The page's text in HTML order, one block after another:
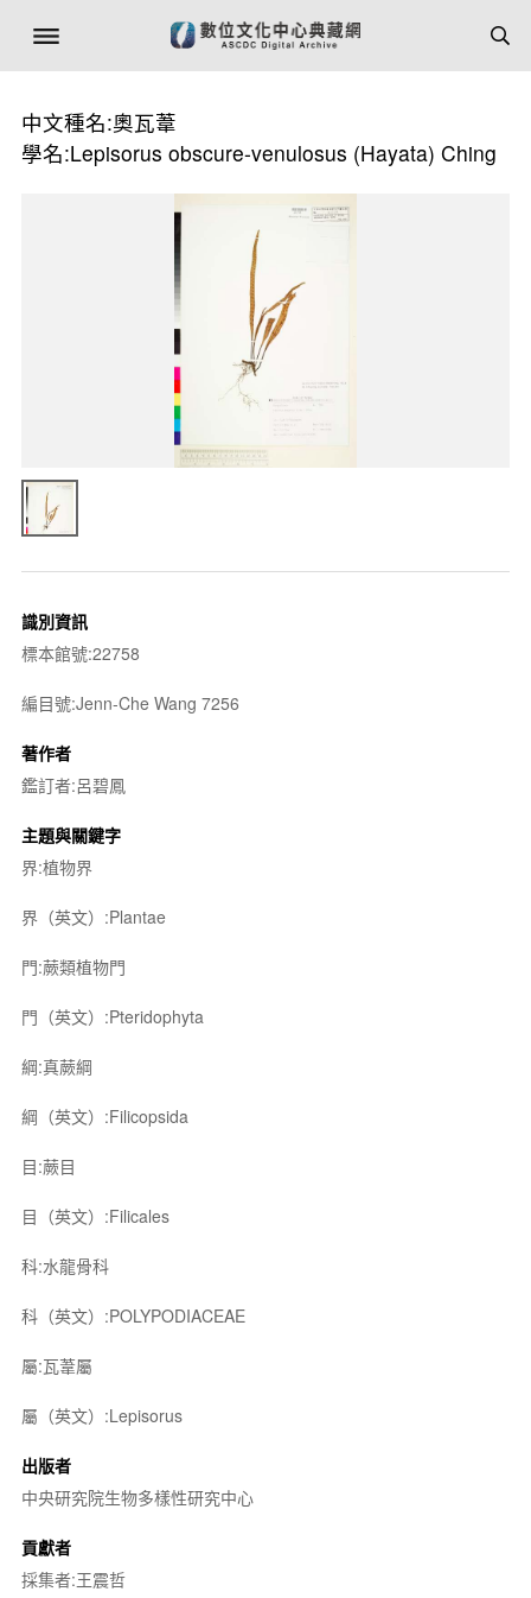
中文種名:奧瓦葦
學名:Lepisorus obscure-venulosus (Hayata) Ching
識別資訊
標本館號:22758
編目號:Jenn-Che Wang 7256
著作者
鑑訂者:呂碧鳳
主題與關鍵字
界:植物界
界（英文）:Plantae
門:蕨類植物門
門（英文）:Pteridophyta
綱:真蕨綱
綱（英文）:Filicopsida
目:蕨目
目（英文）:Filicales
科:水龍骨科
科（英文）:POLYPODIACEAE
屬:瓦葦屬
屬（英文）:Lepisorus
出版者
中央研究院生物多樣性研究中心
貢獻者
採集者:王震哲